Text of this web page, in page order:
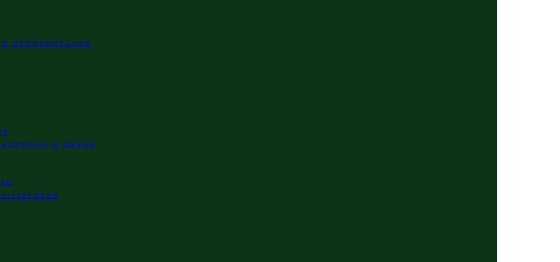
ПРИДОБИВАНИЯ
И ДАННИ
ТЪРГОВИЯ